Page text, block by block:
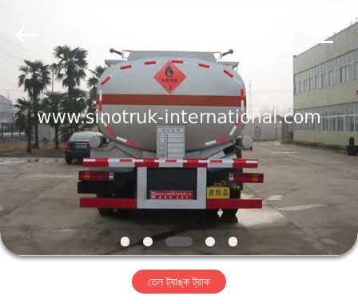
বাড়ি
পণ্য
আমাদের
সম্বন্ধে
কারখানা
Reserved.
তেল ট্যাঙ্ক ট্রাক